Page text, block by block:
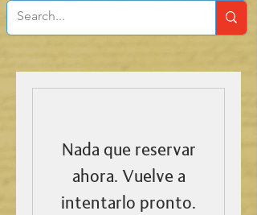
Nada que reservar
ahora. Vuelve a
intentarlo pronto.